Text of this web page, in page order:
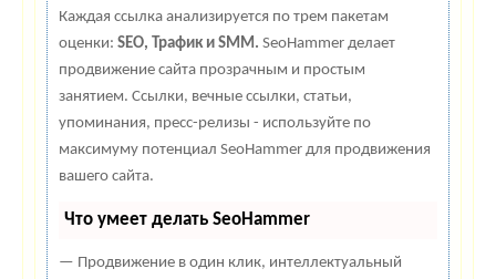
Каждая ссылка анализируется по трем пакетам
оценки: SEO, Трафик и SMM. SeoHammer делает
продвижение сайта прозрачным и простым
занятием. Ссылки, вечные ссылки, статьи,
упоминания, пресс-релизы - используйте по
максимуму потенциал SeoHammer для продвижения
вашего сайта.
Что умеет делать SeoHammer
— Продвижение в один клик, интеллектуальный